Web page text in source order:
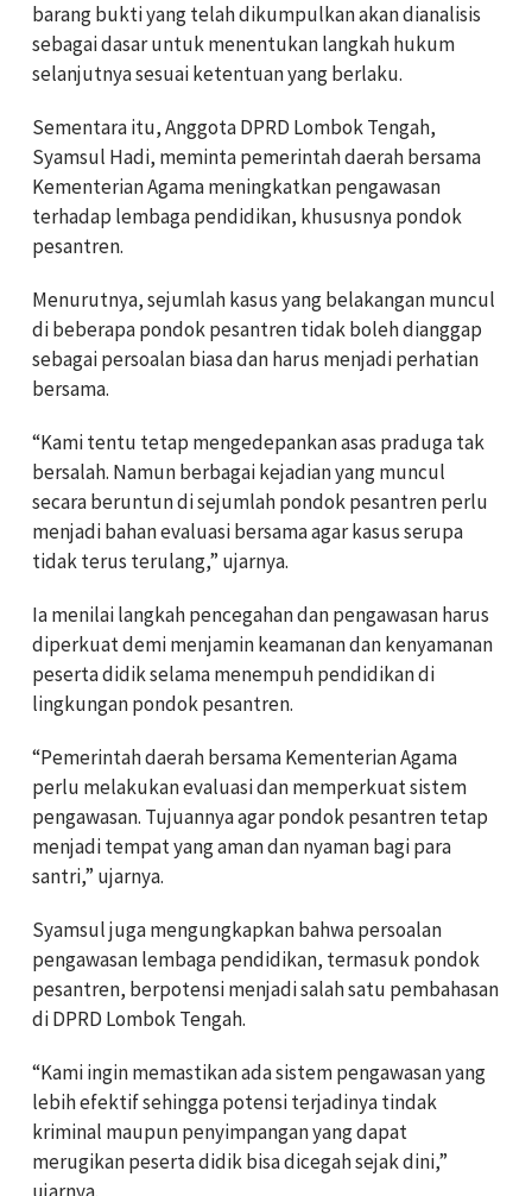
barang bukti yang telah dikumpulkan akan dianalisis
sebagai dasar untuk menentukan langkah hukum
selanjutnya sesuai ketentuan yang berlaku.
Sementara itu, Anggota DPRD Lombok Tengah,
Syamsul Hadi, meminta pemerintah daerah bersama
Kementerian Agama meningkatkan pengawasan
terhadap lembaga pendidikan, khususnya pondok
pesantren.
Menurutnya, sejumlah kasus yang belakangan muncul
di beberapa pondok pesantren tidak boleh dianggap
sebagai persoalan biasa dan harus menjadi perhatian
bersama.
“Kami tentu tetap mengedepankan asas praduga tak
bersalah. Namun berbagai kejadian yang muncul
secara beruntun di sejumlah pondok pesantren perlu
menjadi bahan evaluasi bersama agar kasus serupa
tidak terus terulang,” ujarnya.
Ia menilai langkah pencegahan dan pengawasan harus
diperkuat demi menjamin keamanan dan kenyamanan
peserta didik selama menempuh pendidikan di
lingkungan pondok pesantren.
“Pemerintah daerah bersama Kementerian Agama
perlu melakukan evaluasi dan memperkuat sistem
pengawasan. Tujuannya agar pondok pesantren tetap
menjadi tempat yang aman dan nyaman bagi para
santri,” ujarnya.
Syamsul juga mengungkapkan bahwa persoalan
pengawasan lembaga pendidikan, termasuk pondok
pesantren, berpotensi menjadi salah satu pembahasan
di DPRD Lombok Tengah.
“Kami ingin memastikan ada sistem pengawasan yang
lebih efektif sehingga potensi terjadinya tindak
kriminal maupun penyimpangan yang dapat
merugikan peserta didik bisa dicegah sejak dini,”